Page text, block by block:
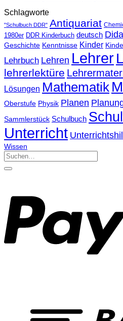
Schlagworte
"Schulbuch DDR" Antiquariat
1980er DDR Kinderbuch deutsch
Geschichte Kenntnisse Kinder
Lehrbuch Lehren Lehrer
lehrerlektüre
Lösungen Mathematik
Oberstufe Physik Planen
Sammlerstück Schulbuch
Unterricht
Wissen
Suchen
nach: